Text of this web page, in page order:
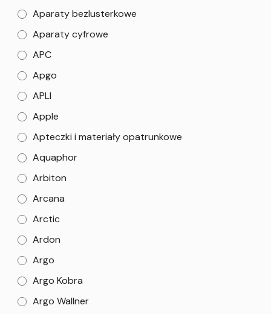
Aparaty bezlusterkowe
Aparaty cyfrowe
APC
Apgo
APLI
Apple
Apteczki i materiały opatrunkowe
Aquaphor
Arbiton
Arcana
Arctic
Ardon
Argo
Argo Kobra
Argo Wallner